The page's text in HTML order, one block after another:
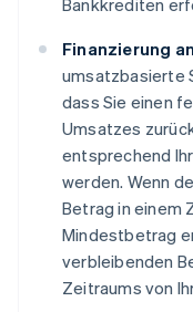
Bankkrediten
Finanzierung
umsatzbasierte
dass Sie einen
Umsatzes
entsprechend
werden. Wenn
Betrag in einem
Mindestbetrag
verbleibenden
Zeitraums von